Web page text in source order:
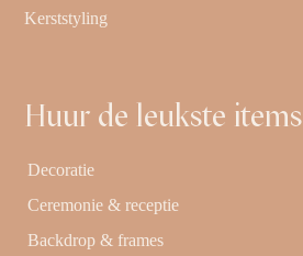
Kerststyling
Huur de leukste items
Decoratie
Ceremonie & receptie
Backdrop & frames